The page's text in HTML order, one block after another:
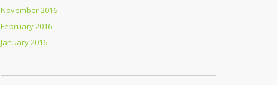
November 2016
February 2016
January 2016